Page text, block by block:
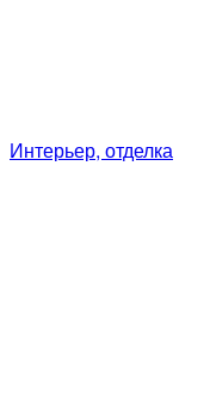
Интерьер, отделка